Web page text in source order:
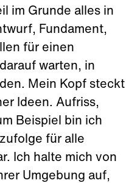
im Grunde alles in
Fundament,
für einen
warten, in
Mein Kopf steckt
Ideen. Aufriss,
Beispiel bin ich
für alle
Ich halte mich von
Umgebung auf,